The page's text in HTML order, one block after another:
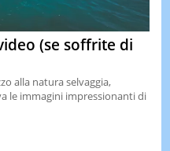
(se soffrite di
alla natura selvaggia,
le immagini impressionanti di